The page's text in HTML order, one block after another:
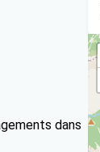
dans